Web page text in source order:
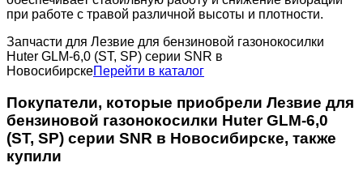
при работе с травой различной высоты и плотности.
Запчасти для Лезвие для бензиновой газонокосилки
Huter GLM-6,0 (ST, SP) серии SNR в
НовосибирскеПерейти в каталог
Покупатели, которые приобрели Лезвие для
бензиновой газонокосилки Huter GLM-6,0
(ST, SP) серии SNR в Новосибирске, также
купили